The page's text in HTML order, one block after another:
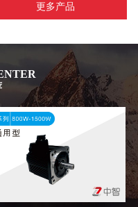
更多产品